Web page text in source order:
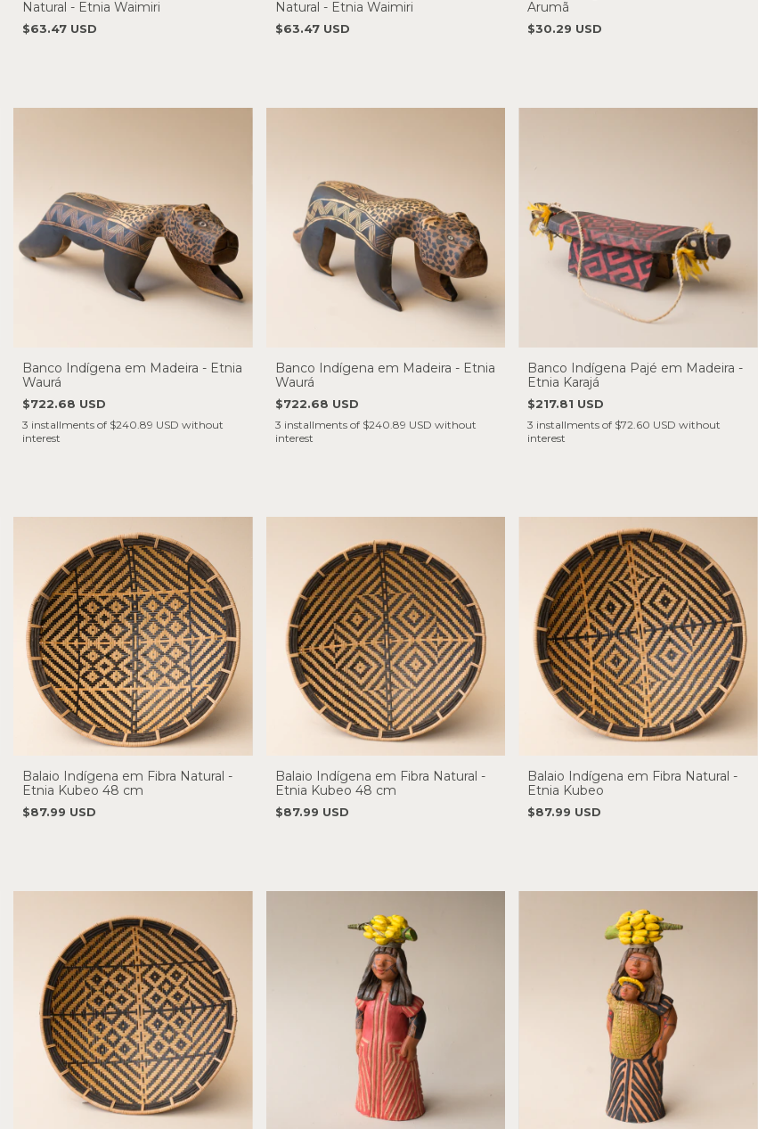
Natural - Etnia Waimiri
$63.47 USD
Natural - Etnia Waimiri
$63.47 USD
Arumã
$30.29 USD
Banco Indígena em Madeira - Etnia
Waurá
$722.68 USD
3 installments of $240.89 USD without
interest
Banco Indígena em Madeira - Etnia
Waurá
$722.68 USD
3 installments of $240.89 USD without
interest
Banco Indígena Pajé em Madeira -
Etnia Karajá
$217.81 USD
3 installments of $72.60 USD without
interest
Balaio Indígena em Fibra Natural -
Etnia Kubeo 48 cm
$87.99 USD
Balaio Indígena em Fibra Natural -
Etnia Kubeo 48 cm
$87.99 USD
Balaio Indígena em Fibra Natural -
Etnia Kubeo
$87.99 USD